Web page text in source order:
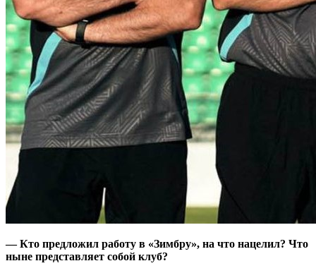
— Кто предложил работу в «Зимбру», на что нацелил? Что
ныне представляет собой клуб?